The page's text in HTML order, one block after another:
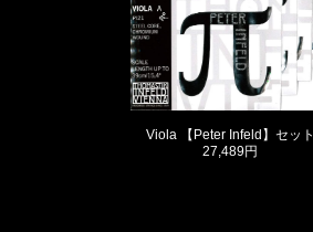
Viola 【Peter Infeld】セット
27,489円